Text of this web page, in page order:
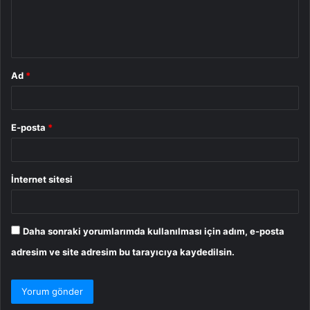
Ad *
E-posta *
İnternet sitesi
Daha sonraki yorumlarımda kullanılması için adım, e-posta
adresim ve site adresim bu tarayıcıya kaydedilsin.